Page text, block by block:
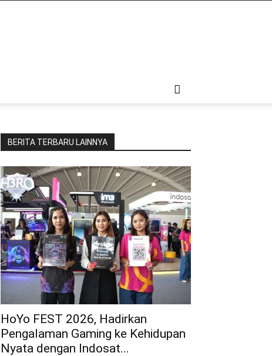
BERITA TERBARU LAINNYA
HoYo FEST 2026, Hadirkan
Pengalaman Gaming ke Kehidupan
Nyata dengan Indosat...